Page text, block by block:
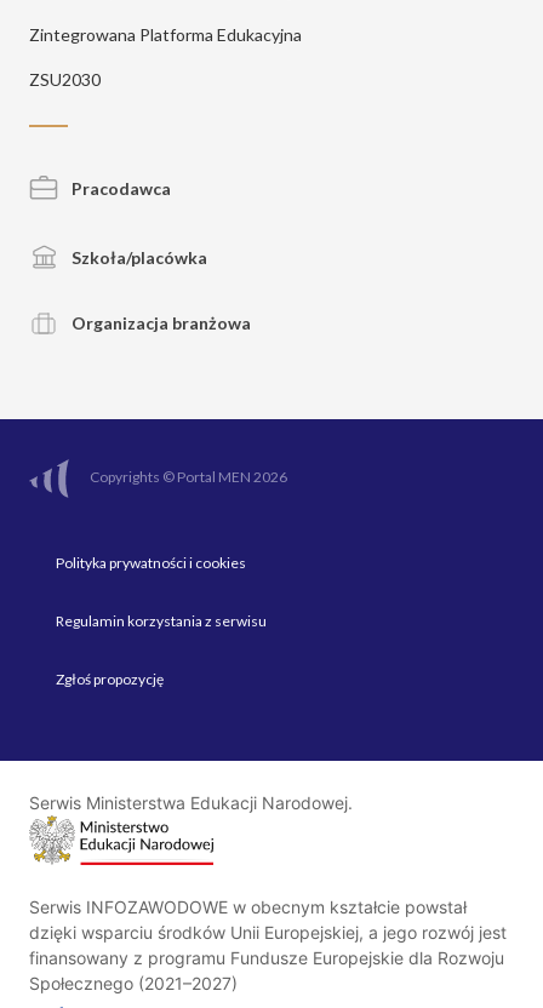
Zintegrowana Platforma Edukacyjna
ZSU2030
Pracodawca
Szkoła/placówka
Organizacja branżowa
Copyrights © Portal MEN 2026
Polityka prywatności i cookies
Regulamin korzystania z serwisu
Zgłoś propozycję
Serwis Ministerstwa Edukacji Narodowej.
Serwis INFOZAWODOWE w obecnym kształcie powstał
dzięki wsparciu środków Unii Europejskiej, a jego rozwój jest
finansowany z programu Fundusze Europejskie dla Rozwoju
Społecznego (2021–2027)